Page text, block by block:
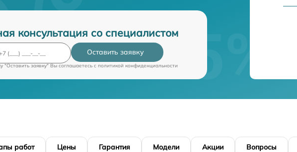
консультация со специалистом
Оставить заявку
"Оставить заявку" Вы соглашаетесь c политикой конфиденциальности
работ Цены Гарантия Модели Акции Вопросы